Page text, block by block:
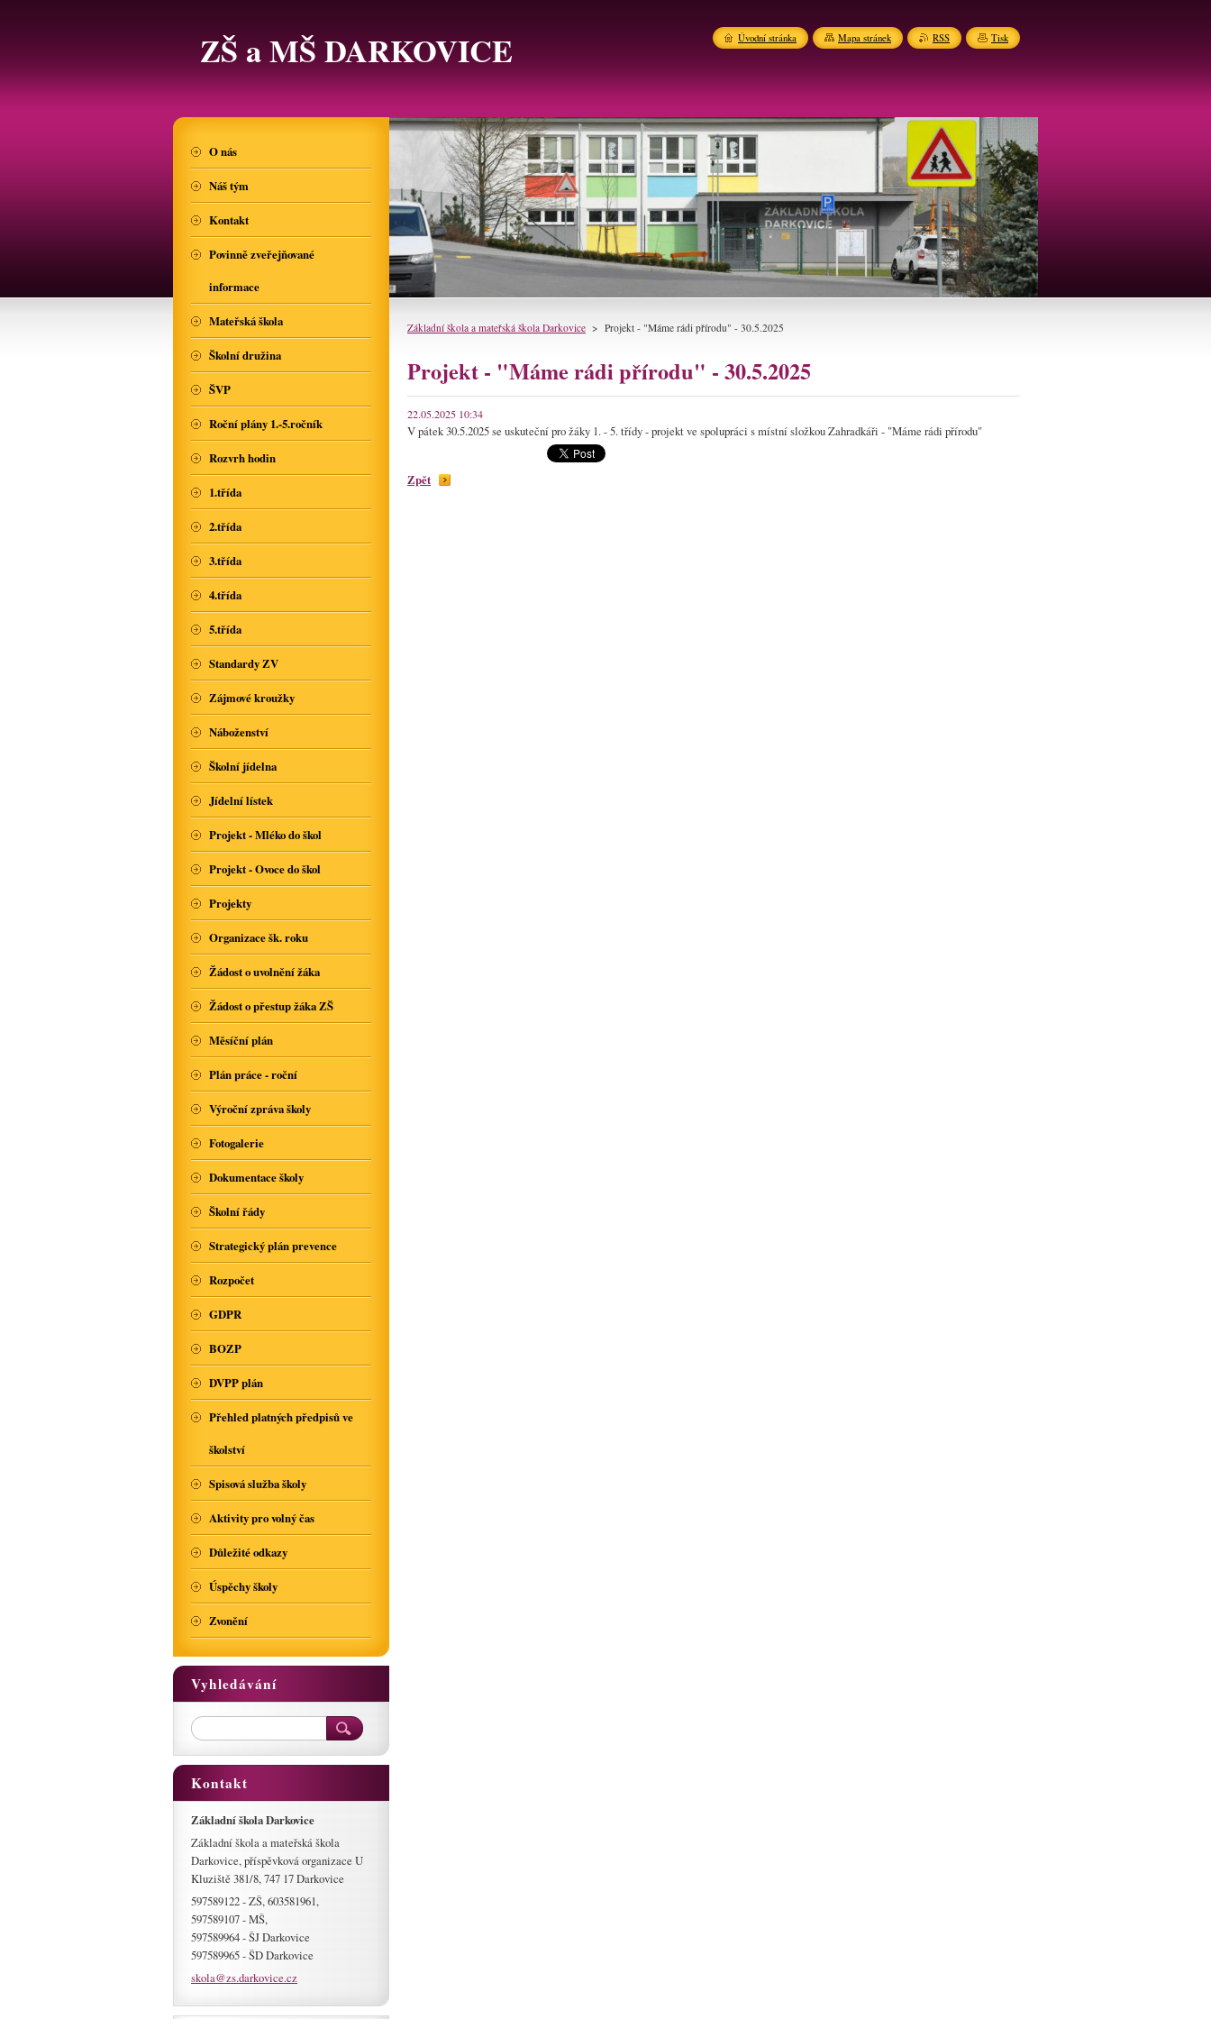
ZŠ a MŠ DARKOVICE
Základní škola a mateřská škola Darkovice > Projekt - "Máme rádi přírodu" - 30.5.2025
Projekt - "Máme rádi přírodu" - 30.5.2025
22.05.2025 10:34
V pátek 30.5.2025 se uskuteční pro žáky 1. - 5. třídy - projekt ve spolupráci s místní složkou Zahradkáři - "Máme rádi přírodu"
Zpět
O nás
Náš tým
Kontakt
Povinně zveřejňované
informace
Mateřská škola
Školní družina
ŠVP
Roční plány 1.-5.ročník
Rozvrh hodin
1.třída
2.třída
3.třída
4.třída
5.třída
Standardy ZV
Zájmové kroužky
Náboženství
Školní jídelna
Jídelní lístek
Projekt - Mléko do škol
Projekt - Ovoce do škol
Projekty
Organizace šk. roku
Žádost o uvolnění žáka
Žádost o přestup žáka ZŠ
Měsíční plán
Plán práce - roční
Výroční zpráva školy
Fotogalerie
Dokumentace školy
Školní řády
Strategický plán prevence
Rozpočet
GDPR
BOZP
DVPP plán
Přehled platných předpisů ve
školství
Spisová služba školy
Aktivity pro volný čas
Důležité odkazy
Úspěchy školy
Zvonění
Vyhledávání
Kontakt
Základní škola Darkovice
Základní škola a mateřská škola
Darkovice, příspěvková organizace U
Kluziště 381/8, 747 17 Darkovice
597589122 - ZŠ, 603581961,
597589107 - MŠ,
597589964 - ŠJ Darkovice
597589965 - ŠD Darkovice
skola@zs.darkovice.cz
Úvodní stránka Mapa stránek RSS Tisk